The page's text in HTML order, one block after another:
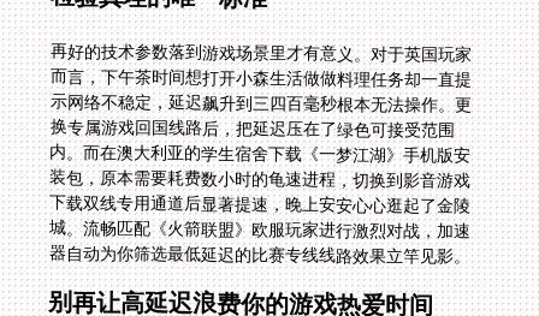
再好的技术参数落到游戏场景里才有意义。对于英国玩家
而言，下午茶时间想打开小森生活做做料理任务却一直提
示网络不稳定，延迟飙升到三四百毫秒根本无法操作。更
换专属游戏回国线路后，把延迟压在了绿色可接受范围
内。而在澳大利亚的学生宿舍下载《一梦江湖》手机版安
装包，原本需要耗费数小时的龟速进程，切换到影音游戏
下载双线专用通道后显著提速，晚上安安心心逛起了金陵
城。流畅匹配《火箭联盟》欧服玩家进行激烈对战，加速
器自动为你筛选最低延迟的比赛专线线路效果立竿见影。
别再让高延迟浪费你的游戏热爱时间